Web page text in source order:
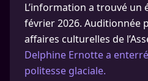
L’information a trouvé un
février 2026. Auditionnée
affaires culturelles de
Delphine Ernotte a
politesse glaciale.